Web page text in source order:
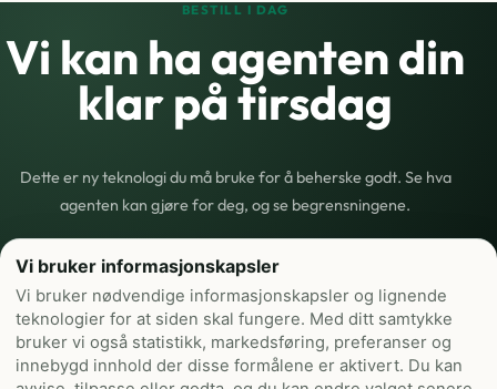
Vi bruker informasjonskapsler
Vi bruker nødvendige informasjonskapsler og lignende
teknologier for at siden skal fungere. Med ditt samtykke
bruker vi også statistikk, markedsføring, preferanser og
innebygd innhold der disse formålene er aktivert. Du kan
BESTILL I DAG
Vi kan ha agenten din
klarpå tirsdag
Dette er ny teknologi du må bruke for å beherske godt. Se hva
agenten kan gjøre for deg, og se begrensningene.
Bestill din agent